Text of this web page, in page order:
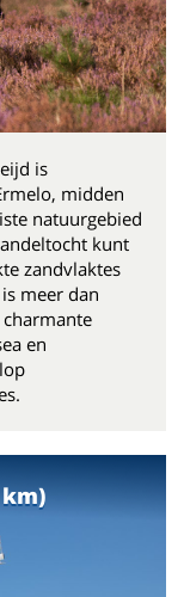
is
midden
natuurgebied
kunt
zandvlaktes
meer dan
en